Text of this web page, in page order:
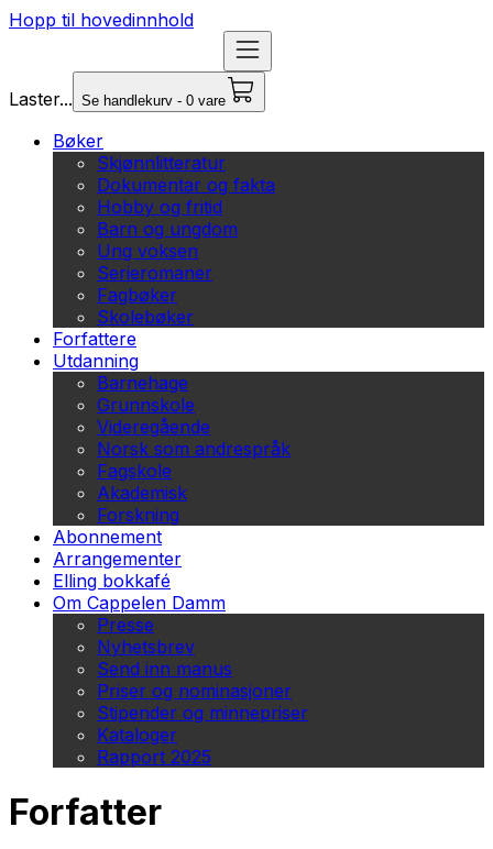
Hopp til hovedinnhold
Laster... Se handlekurv - 0 vare
Bøker
Skjønnlitteratur
Dokumentar og fakta
Hobby og fritid
Barn og ungdom
Ung voksen
Serieromaner
Fagbøker
Skolebøker
Forfattere
Utdanning
Barnehage
Grunnskole
Videregående
Norsk som andrespråk
Fagskole
Akademisk
Forskning
Abonnement
Arrangementer
Elling bokkafé
Om Cappelen Damm
Presse
Nyhetsbrev
Send inn manus
Priser og nominasjoner
Stipender og minnepriser
Kataloger
Rapport 2025
Forfatter